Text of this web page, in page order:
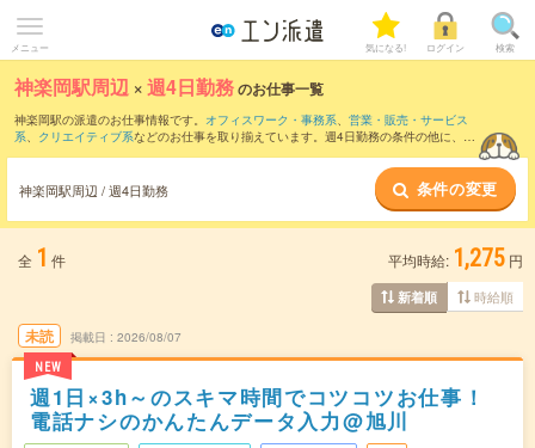
メニュー 気になる! ログイン 検索
神楽岡駅周辺 ×週4日勤務のお仕事一覧
神楽岡駅の派遣のお仕事情報です。 オフィスワーク・事務系、 営業・販売・サービス
系、 クリエイティブ系などのお仕事を取り揃えています。週4日勤務の条件の他に、 交
神楽岡駅周辺 / 週4日勤務 条件の変更
全 1 件 平均時給: 1,275 円
新着順 時給順
未読
NEW
掲載日 2026/08/07
週1日×3h～のスキマ時間でコツコツお仕事！
電話ナシのかんたんデータ入力@旭川